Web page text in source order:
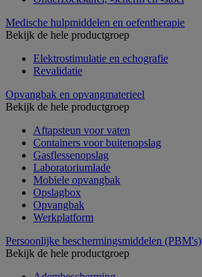
Medische hulpmiddelen en oefentherapie
Bekijk de hele productgroep
Elektrostimulatie en echografie
Revalidatie
Opvangbak en opvangmaterieel
Bekijk de hele productgroep
Aftapsteun voor vaten
Containers voor buitenopslag
Gasflessenopslag
Laboratoriumlade
Mobiele opvangbak
Opslagbox
Opvangbak
Werkplatform
Persoonlijke beschermingsmiddelen (PBM's)
Bekijk de hele productgroep